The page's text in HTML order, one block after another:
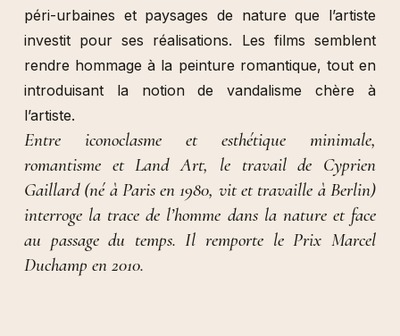
péri-urbaines et paysages de nature que l’artiste
investit pour ses réalisations. Les films semblent
rendre hommage à la peinture romantique, tout en
introduisant la notion de vandalisme chère à
l’artiste.
Entre iconoclasme et esthétique minimale,
romantisme et Land Art, le travail de Cyprien
Gaillard (né à Paris en 1980, vit et travaille à Berlin)
interroge la trace de l’homme dans la nature et face
au passage du temps. Il remporte le Prix Marcel
Duchamp en 2010.